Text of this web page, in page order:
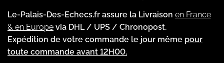
Le-Palais-Des-Echecs.fr assure la Livraison en France
& en Europe via DHL / UPS / Chronopost.
Expédition de votre commande le jour même pour
toute commande avant 12H00.